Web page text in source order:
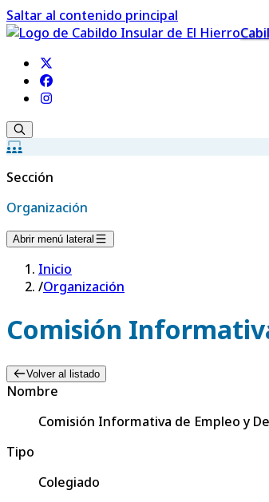
Saltar al contenido principal
Sección
Organización
Abrir menú lateral
Inicio
/Organización
Comisión
Volver al listado
Nombre
Comisión Informativa de Empleo y
Tipo
Colegiado